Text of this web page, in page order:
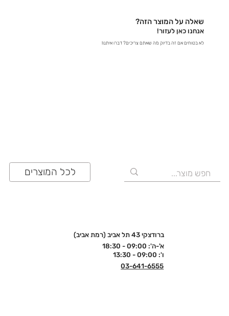
ולוודא שתעשו את הבחירה הנכונה!
שאלה על המוצר הזה?
אנחנו כאן לעזור!
לא בטוחים אם זה בדיוק מה שאתם צריכים? דברו איתנו!
לכל המוצרים
ברודצקי 43 תל אביב (רמת אביב)
א'-ה': 09:00 - 18:30
ו': 09:00 - 13:30
03-641-6555